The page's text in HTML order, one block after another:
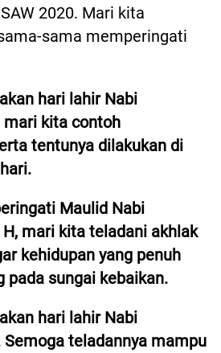
2020. Mari kita
sama memperingati
hari lahir Nabi
mari kita contoh
tentunya dilakukan di
Maulid Nabi
mari kita teladani akhlak
kehidupan yang penuh
pada sungai kebaikan.
hari lahir Nabi
Semoga teladannya mampu